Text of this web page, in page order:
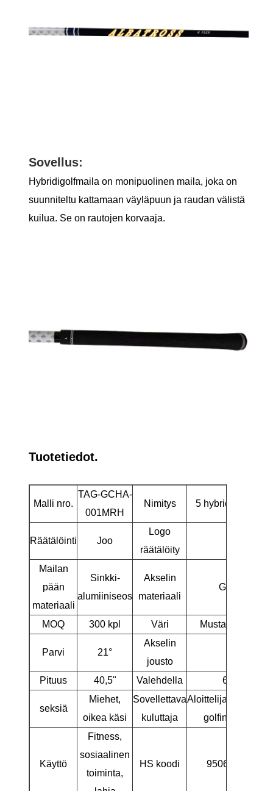
Sovellus:
Hybridigolfmaila on monipuolinen maila, joka on
suunniteltu kattamaan väyläpuun ja raudan välistä
kuilua. Se on rautojen korvaaja.
Tuotetiedot.
Malli nro.
TAG-GCHA-
001MRH
Nimitys 5 hybridi
Räätälöinti Joo
Logo
räätälöity
Mailan
pään
materiaali
Sinkki-
alumiiniseos
Akselin
materiaali
Grafiitti
MOQ 300 kpl Väri Musta/keltainen
Parvi 21°
Akselin
jousto
Pituus 40,5" Valehdella 61,5°
seksiä
Miehet,
oikea käsi
Sovellettava
kuluttaja
Aloittelijat/
golfin pelaajat
Käyttö
Fitness,
sosiaalinen
toiminta,
HS koodi 9506310000